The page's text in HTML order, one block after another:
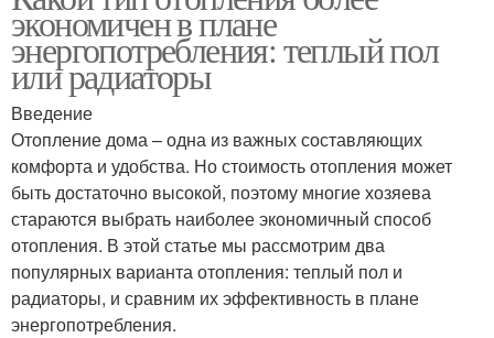
экономичен в плане
энергопотребления: теплый пол
или радиаторы
Введение
Отопление дома – одна из важных составляющих
комфорта и удобства. Но стоимость отопления может
быть достаточно высокой, поэтому многие хозяева
стараются выбрать наиболее экономичный способ
отопления. В этой статье мы рассмотрим два
популярных варианта отопления: теплый пол и
радиаторы, и сравним их эффективность в плане
энергопотребления.